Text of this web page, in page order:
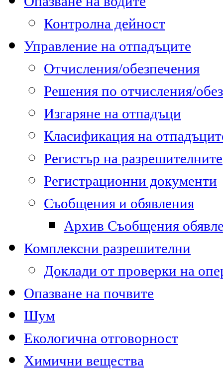
Контролна дейност
Управление на отпадъците
Отчисления/обезпечения
Решения по отчисления/
Изгаряне на отпадъци
Класификация на
Регистър на разрешителните
Регистрационни документи
Съобщения и обявления
Архив Съобщения
Комплексни разрешителни
Доклади от проверки на
Опазване на почвите
Шум
Екологична отговорност
Химични вещества